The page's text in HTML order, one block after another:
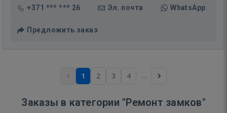
+371 *** *** 26 Эл. почта WhatsApp
Предложить заказ
1 2 3 4 ...
Заказы в категории "Ремонт замков"